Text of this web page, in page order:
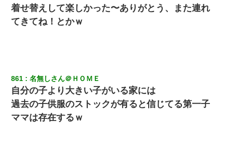
着せ替えして楽しかった〜ありがとう、また連れ
てきてね！とかｗ
861 名無しさん＠ＨＯＭＥ
自分の子より大きい子がいる家には
過去の子供服のストックが有ると信じてる第一子
ママは存在するｗ